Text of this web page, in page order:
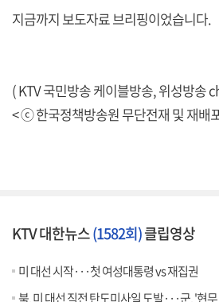
지금까지 보도자료 브리핑이었습니다.
( KTV 국민방송 케이블방송, 위성방송
< ⓒ 한국정책방송원 무단전재 및 재배
KTV 대한뉴스(1582회)클립영상
미 대선 시작···첫 여성대통령 vs 재집권
북, 미 대선 직전 탄도미사일 도발···군, '현무·